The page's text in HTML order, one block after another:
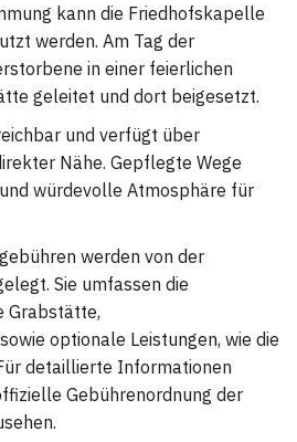
kann die Friedhofskapelle
werden. Am Tag der
in einer feierlichen
geleitet und dort beigesetzt.
und verfügt über
Nähe. Gepflegte Wege
würdevolle Atmosphäre für
werden von der
Sie umfassen die
Grabstätte,
optionale Leistungen, wie die
detaillierte Informationen
Gebührenordnung der